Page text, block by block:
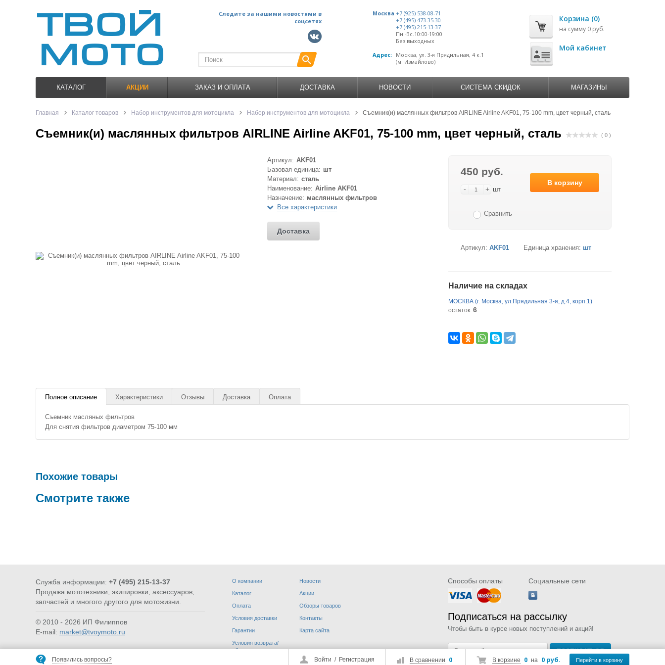
Появились вопросы? В корзине 0 на 0 руб. Перейти в корзину
В сравнении 0
Войти / Регистрация
Следите за нашими новостями в
соцсетях
Москва +7 (925) 538-08-71
+7 (495) 473-35-30
+7 (495) 215-13-37
Пн.-Вс.10:00-19:00
Без выходных
Адрес:
Москва, ул. 3-я Прядильная, 4 к.1
(м. Измайлово)
Корзина (0)
на сумму 0 руб.
Мой кабинет
КАТАЛОГ АКЦИИ ЗАКАЗ И ОПЛАТА ДОСТАВКА НОВОСТИ СИСТЕМА СКИДОК МАГАЗИНЫ
Главная Каталог товаров Набор инструментов для мотоцикла Набор инструментов для мотоцикла Съемник(и) маслянных фильтров AIRLINE Airline AKF01, 75-100 mm, цвет черный, сталь
Съемник(и) маслянных фильтров AIRLINE Airline AKF01, 75-100 mm, цвет черный, сталь ( 0 )
450 руб.
- + шт
В корзину
Сравнить
Артикул: AKF01 Единица хранения: шт
Наличие на складах
МОСКВА (г. Москва, ул.Прядильная 3-я, д.4, корп.1)
остаток: 6
Артикул: AKF01
Базовая единица: шт
Материал: сталь
Наименование: Airline AKF01
Назначение: маслянных фильтров
Все характеристики
Доставка
Полное описание Характеристики Отзывы Доставка Оплата
Съемник масляных фильтров
Для снятия фильтров диаметром 75-100 мм
Похожие товары
Смотрите также
ВОДОМОТОРИКА ДОП. ОБОРУДОВАНИЕ
Служба информации: +7 (495) 215-13-37
Продажа мототехники, экипировки, аксессуаров,
запчастей и многого другого для мотожизни.
© 2010 - 2026 ИП Филиппов
E-mail: market@tvoymoto.ru
О компании
Каталог
Оплата
Условия доставки
Гарантии
Условия возврата/
обмена
Новости
Акции
Обзоры товаров
Контакты
Карта сайта
Способы оплаты Социальные сети
Подписаться на рассылку
Чтобы быть в курсе новых поступлений и акций!